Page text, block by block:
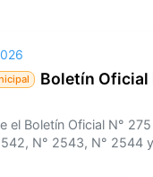
Boletín Oficial
el Boletín Oficial N°
N° 2543, N° 2544